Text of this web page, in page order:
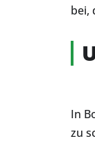
bei,
In
zu